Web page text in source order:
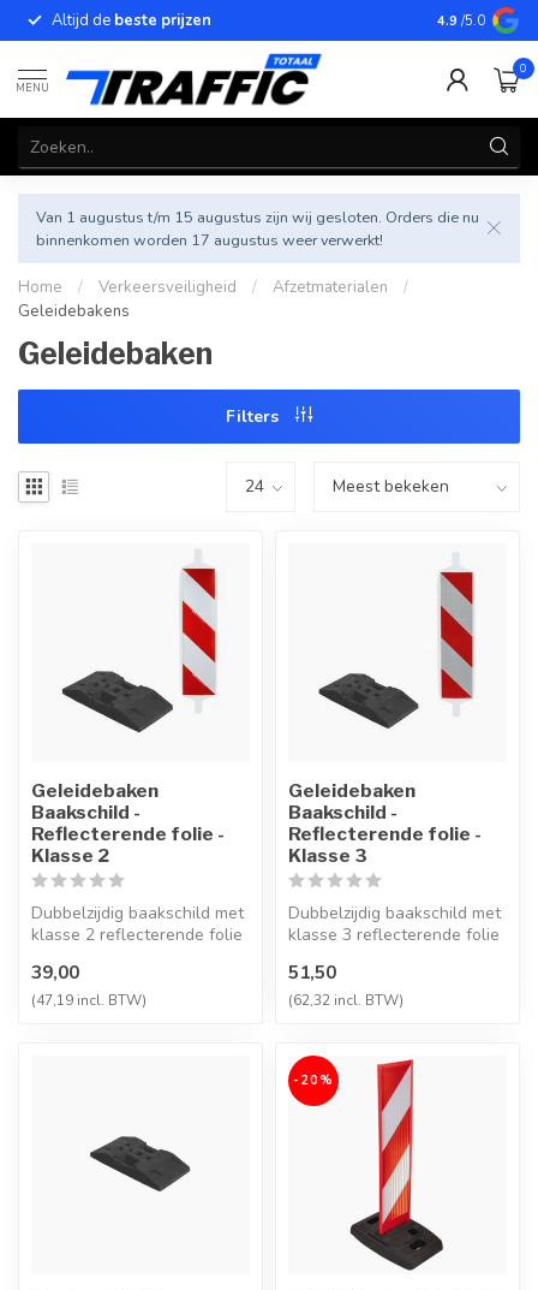
Altijd de beste prijzen Betrouwbare
4.9 /5.0
MENU
0
Van 1 augustus t/m 15 augustus zijn wij gesloten. Orders die nu
binnenkomen worden 17 augustus weer verwerkt!
Home / Verkeersveiligheid / Afzetmaterialen
/
Geleidebakens
Geleidebaken
Filters
Geleidebaken
Baakschild -
Reflecterende folie -
Klasse 2
Dubbelzijdig baakschild met
klasse 2 reflecterende folie
39,00
(47,19 incl. BTW)
Geleidebaken
Baakschild -
Reflecterende folie -
Klasse 3
Dubbelzijdig baakschild met
klasse 3 reflecterende folie
51,50
(62,32 incl. BTW)
-20%